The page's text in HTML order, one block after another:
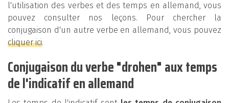
l'utilisation des verbes et des temps en allemand, vous
pouvez consulter nos leçons. Pour chercher la
conjugaison d'un autre verbe en allemand, vous pouvez
cliquer ici.
Conjugaison du verbe "drohen" aux temps
de l'indicatif en allemand